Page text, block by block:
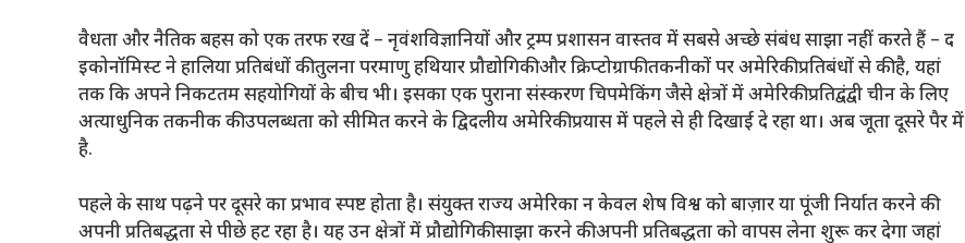
वैधता और नैतिक बहस को एक तरफ रख दें – नृवंशविज्ञानियों और ट्रम्प प्रशासन वास्तव में सबसे अच्छे संबंध साझा नहीं करते हैं – द
इकोनॉमिस्ट ने हालिया प्रतिबंधों की तुलना परमाणु हथियार प्रौद्योगिकी और क्रिप्टोग्राफी तकनीकों पर अमेरिकी प्रतिबंधों से की है, यहां
तक ​​​​कि अपने निकटतम सहयोगियों के बीच भी। इसका एक पुराना संस्करण चिपमेकिंग जैसे क्षेत्रों में अमेरिकी प्रतिद्वंद्वी चीन के लिए
अत्याधुनिक तकनीक की उपलब्धता को सीमित करने के द्विदलीय अमेरिकी प्रयास में पहले से ही दिखाई दे रहा था। अब जूता दूसरे पैर में
है.
पहले के साथ पढ़ने पर दूसरे का प्रभाव स्पष्ट होता है। संयुक्त राज्य अमेरिका न केवल शेष विश्व को बाज़ार या पूंजी निर्यात करने की
अपनी प्रतिबद्धता से पीछे हट रहा है। यह उन क्षेत्रों में प्रौद्योगिकी साझा करने की अपनी प्रतिबद्धता को वापस लेना शुरू कर देगा जहां